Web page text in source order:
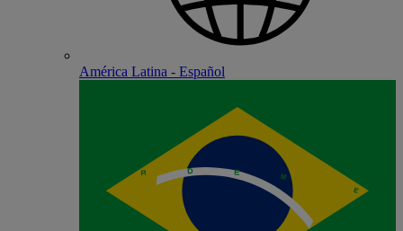
América Latina - Español